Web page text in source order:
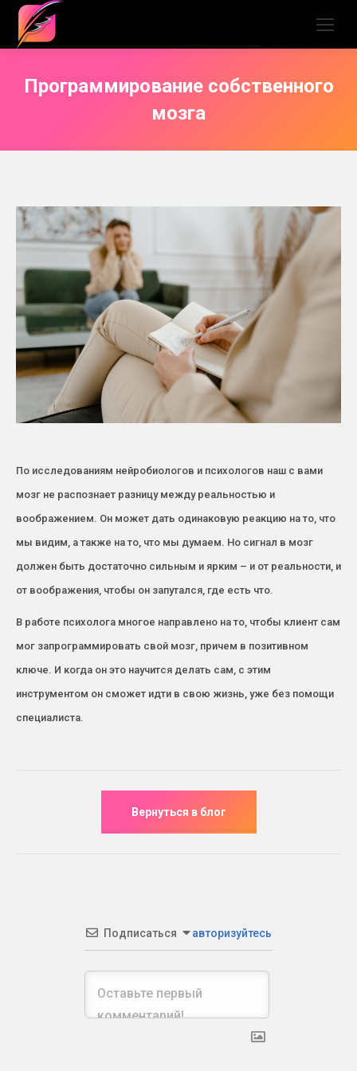
Программирование собственного
мозга
По исследованиям нейробиологов и психологов наш с вами
мозг не распознает разницу между реальностью и
воображением. Он может дать одинаковую реакцию на то, что
мы видим, а также на то, что мы думаем. Но сигнал в мозг
должен быть достаточно сильным и ярким – и от реальности, и
от воображения, чтобы он запутался, где есть что.
В работе психолога многое направлено на то, чтобы клиент сам
мог запрограммировать свой мозг, причем в позитивном
ключе. И когда он это научится делать сам, с этим
инструментом он сможет идти в свою жизнь, уже без помощи
специалиста.
Подписаться авторизуйтесь